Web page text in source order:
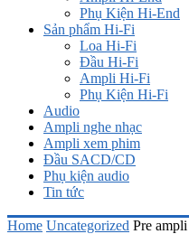
Phụ Kiện Hi-End
Sản phẩm Hi-Fi
Loa Hi-Fi
Đầu Hi-Fi
Ampli Hi-Fi
Phụ Kiện Hi-Fi
Audio
Ampli nghe nhạc
Ampli xem phim
Đầu SACD/CD
Phụ kiện audio
Tin tức
Home Uncategorized Pre